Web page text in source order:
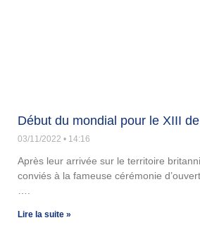
Début du mondial pour le XIII
03/11/2022 14:16
Après leur arrivée sur le territoire
conviés à la fameuse cérémonie
Lire la suite »